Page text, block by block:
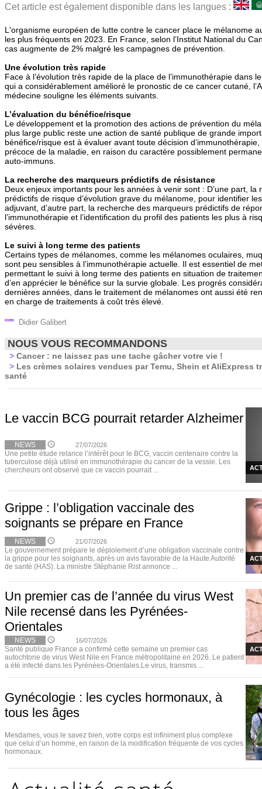
Cet article est également disponible dans les langues :
L'organisme européen de lutte contre le cancer place le mélanome
les plus fréquents en 2023. En France, selon l’Institut National du
cas augmente de 2% malgré les campagnes de prévention.
Une évolution très rapide
Face à l’évolution très rapide de la place de l’immunothérapie dans
qui a considérablement amélioré le pronostic de ce cancer cutané,
médecine souligne les éléments suivants.
L’évaluation du bénéfice/risque
Le développement et la promotion des actions de prévention du
plus large public reste une action de santé publique de grande
bénéfice/risque est à évaluer avant toute décision
précoce de la maladie, en raison du caractère possiblement
auto-immuns.
La recherche des marqueurs prédictifs de résistance
Deux enjeux importants pour les années à venir sont : D’une part, la
prédictifs de risque d’évolution grave du mélanome, pour identifier
adjuvant, d’autre part, la recherche des marqueurs prédictifs de
l’immunothérapie et l’identification du profil des patients les plus à
sévères.
Le suivi à long terme des patients
Certains types de mélanomes, comme les mélanomes oculaires,
sont peu sensibles à l’immunothérapie actuelle. Il est essentiel de
permettant le suivi à long terme des patients en situation de
d’en apprécier le bénéfice sur la survie globale. Les progrès
dernières années, dans le traitement de mélanomes ont aussi été
en charge de traitements à coût très élevé.
Didier Galibert
NOUS VOUS RECOMMANDONS
> Cancer : ne laissez pas une tache gâcher votre vie !
> Les crèmes solaires vendues par Temu, Shein et AliExpress
santé
Le vaccin BCG pourrait retarder Alzheimer
NEWS 27/07/2026
Une petite étude relance l’intérêt pour le BCG, vaccin centenaire contre la
tuberculose déjà utilisé en immunothérapie du cancer de la vessie. Les
chercheurs ont observé que ce vaccin pourrait ...
Grippe : l’obligation vaccinale des
soignants se prépare en France
NEWS 21/07/2026
Le gouvernement prépare le déploiement d’une obligation vaccinale contre
la grippe pour les soignants, après un avis favorable de la Haute Autorité
de santé (HAS). La ministre Stéphanie Rist annonce ...
Un premier cas de l’année du virus West
Nile recensé dans les Pyrénées-
Orientales
NEWS 16/07/2026
Santé publique France a confirmé cette semaine un premier cas
autochtone de virus West Nile en France métropolitaine en 2026. Le patient
a été infecté dans les Pyrénées-Orientales.Le virus, transmis ...
Gynécologie : les cycles hormonaux, à
tous les âges
Mesdames, vous le savez bien, votre corps est infiniment plus complexe
que celui d’un homme, en raison de la modification fréquente de vos cycles
hormonaux.